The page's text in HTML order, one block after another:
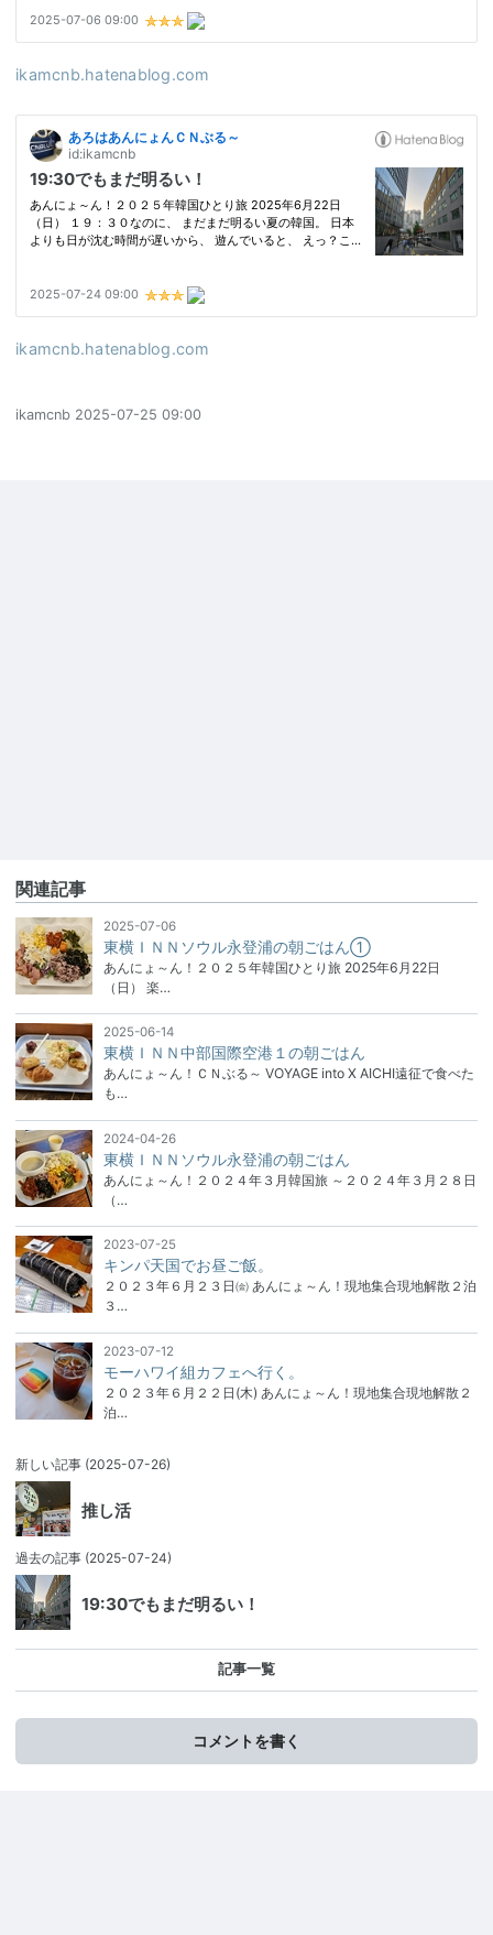
ikamcnb.hatenablog.com
ikamcnb.hatenablog.com
ikamcnb 2025-07-25 09:00
関連記事
2025-07-06
東横ＩＮＮソウル永登浦の朝ごはん①
あんにょ～ん！２０２５年韓国ひとり旅 2025年6月22日
（日） 楽…
2025-06-14
東横ＩＮＮ中部国際空港１の朝ごはん
あんにょ～ん！ＣＮぶる～ VOYAGE into X AICHI遠征で食べた
も…
2024-04-26
東横ＩＮＮソウル永登浦の朝ごはん
あんにょ～ん！２０２４年３月韓国旅 ～２０２４年３月２８日
（…
2023-07-25
キンパ天国でお昼ご飯。
２０２３年６月２３日㈮ あんにょ～ん！現地集合現地解散２泊
３…
2023-07-12
モーハワイ組カフェへ行く。
２０２３年６月２２日(木) あんにょ～ん！現地集合現地解散２
泊…
新しい記事 (2025-07-26)
推し活
過去の記事 (2025-07-24)
19:30でもまだ明るい！
記事一覧
コメントを書く